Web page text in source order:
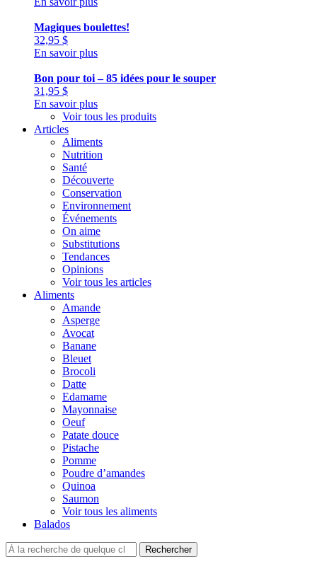
Magiques boulettes!
32,95 $
En savoir plus
Bon pour toi – 85 idées pour le souper
31,95 $
En savoir plus
Voir tous les produits
Articles
Aliments
Nutrition
Santé
Découverte
Conservation
Environnement
Événements
On aime
Substitutions
Tendances
Opinions
Voir tous les articles
Aliments
Amande
Asperge
Avocat
Banane
Bleuet
Brocoli
Datte
Edamame
Mayonnaise
Oeuf
Patate douce
Pistache
Pomme
Poudre d’amandes
Quinoa
Saumon
Voir tous les aliments
Balados